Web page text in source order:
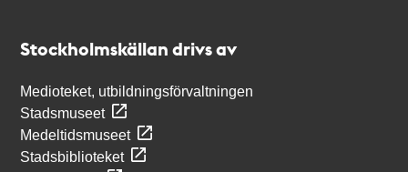
Stockholmskällan drivs av
Medioteket, utbildningsförvaltningen
Stadsmuseet
Medeltidsmuseet
Stadsbiblioteket